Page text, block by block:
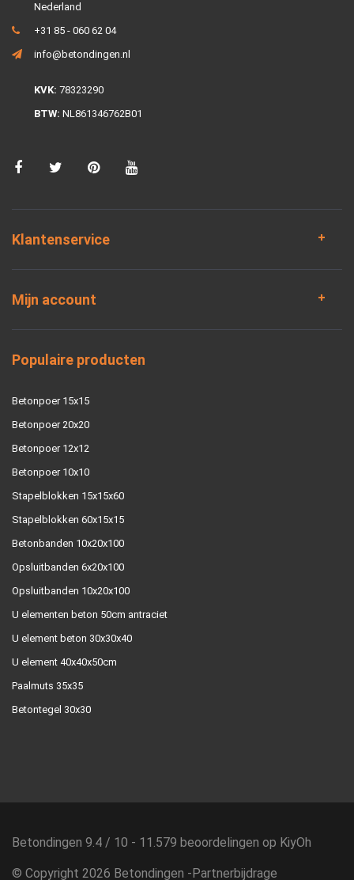
Nederland
+31 85 - 060 62 04
info@betondingen.nl
KVK: 78323290
BTW: NL861346762B01
Klantenservice
Mijn account
Populaire producten
Betonpoer 15x15
Betonpoer 20x20
Betonpoer 12x12
Betonpoer 10x10
Stapelblokken 15x15x60
Stapelblokken 60x15x15
Betonbanden 10x20x100
Opsluitbanden 6x20x100
Opsluitbanden 10x20x100
U elementen beton 50cm antraciet
U element beton 30x30x40
U element 40x40x50cm
Paalmuts 35x35
Betontegel 30x30
Betondingen 9.4 / 10 - 11.579 beoordelingen op KiyOh
© Copyright 2026 Betondingen - Partnerbijdrage